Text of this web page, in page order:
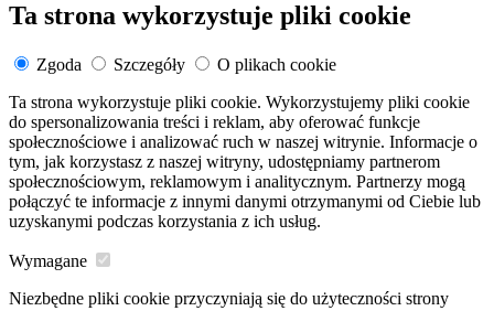
Ta strona wykorzystuje pliki cookie
Zgoda Szczegóły
O plikach cookie
Ta strona wykorzystuje pliki cookie. Wykorzystujemy pliki cookie
do spersonalizowania treści i reklam, aby oferować funkcje
społecznościowe i analizować ruch w naszej witrynie. Informacje o
tym, jak korzystasz z naszej witryny, udostępniamy partnerom
społecznościowym, reklamowym i analitycznym. Partnerzy mogą
połączyć te informacje z innymi danymi otrzymanymi od Ciebie lub
uzyskanymi podczas korzystania z ich usług.
Wymagane
Niezbędne pliki cookie przyczyniają się do użyteczności strony